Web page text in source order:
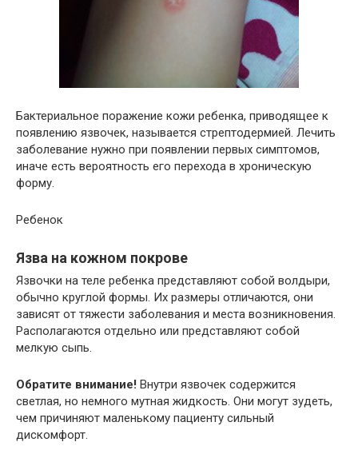
Бактериальное поражение кожи ребенка, приводящее к
появлению язвочек, называется стрептодермией. Лечить
заболевание нужно при появлении первых симптомов,
иначе есть вероятность его перехода в хроническую
форму.
Ребенок
Язва на кожном покрове
Язвочки на теле ребенка представляют собой волдыри,
обычно круглой формы. Их размеры отличаются, они
зависят от тяжести заболевания и места возникновения.
Располагаются отдельно или представляют собой
мелкую сыпь.
Обратите внимание! Внутри язвочек содержится
светлая, но немного мутная жидкость. Они могут зудеть,
чем причиняют маленькому пациенту сильный
дискомфорт.